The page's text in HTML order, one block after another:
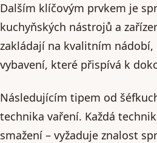
Dalším klíčovým prvkem je
kuchyňských nástrojů a
zakládají na kvalitním nádobí,
vybavení, které přispívá k
Následujícím tipem od
technika vaření. Každá
smažení – vyžaduje znalost